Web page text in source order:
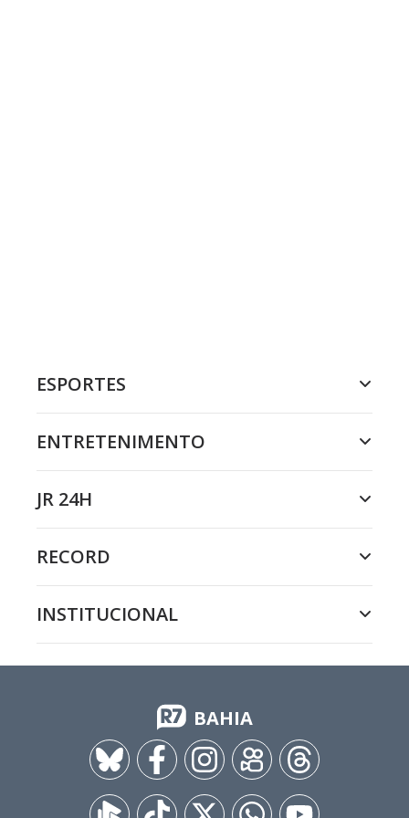
ESPORTES
ENTRETENIMENTO
JR 24H
RECORD
INSTITUCIONAL
BAHIA